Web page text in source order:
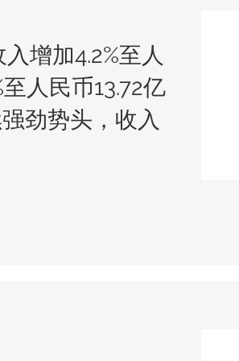
增加4.2%至人
人民币13.72亿
劲势头，收入